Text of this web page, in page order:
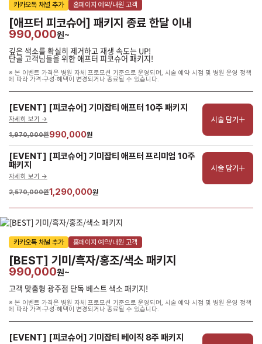
카카오톡 채널 추가 홈페이지 예약/내원 고객
[애프터 피코슈어] 패키지 종료 한달 이내
990,000원~
깊은 색소를 확실히 제거하고 재생 속도는 UP!
단골 고객님들을 위한 애프터 피코슈어 패키지!
※ 본 이벤트 가격은 병원 자체 프로모션 기준으로 운영되며, 시술 예약 시점 및 병원 운영 정책
에 따라 가격·구성·혜택이 변경되거나 종료될 수 있습니다.
[EVENT] [피코슈어] 기미잡티 애프터 10주 패키지
자세히 보기 ->
1,970,000원990,000원
시술 담기
[EVENT] [피코슈어] 기미잡티 애프터 프리미엄 10주
패키지
자세히 보기 ->
2,570,000원1,290,000원
시술 담기
카카오톡 채널 추가 홈페이지 예약/내원 고객
[BEST] 기미/흑자/홍조/색소 패키지
990,000원~
고객 맞춤형 광주점 단독 베스트 색소 패키지!
※ 본 이벤트 가격은 병원 자체 프로모션 기준으로 운영되며, 시술 예약 시점 및 병원 운영 정책
에 따라 가격·구성·혜택이 변경되거나 종료될 수 있습니다.
[EVENT] [피코슈어] 기미잡티 베이직 8주 패키지